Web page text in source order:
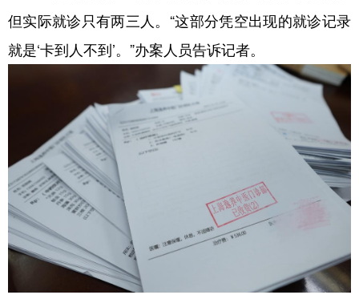
但实际就诊只有两三人。“这部分凭空出现的就诊记录
就是‘卡到人不到’。”办案人员告诉记者。